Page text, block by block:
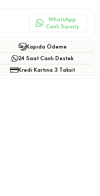
WhatsApp
Canlı Sipariş
Kapıda Ödeme
24 Saat Canlı Destek
Kredi Kartına 3 Taksit